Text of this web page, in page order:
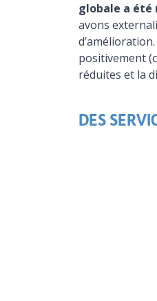
globale a été
avons
positivement
réduites et la
DES